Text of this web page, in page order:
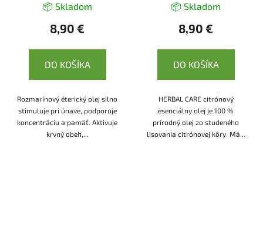
📦 Skladom
8,90 €
DO KOŠÍKA
Rozmarínový éterický olej silno
stimuluje pri únave, podporuje
koncentráciu a pamäť. Aktivuje
krvný obeh,...
📦 Skladom
8,90 €
DO KOŠÍKA
HERBAL CARE citrónový
esenciálny olej je 100 %
prírodný olej zo studeného
lisovania citrónovej kôry. Má...